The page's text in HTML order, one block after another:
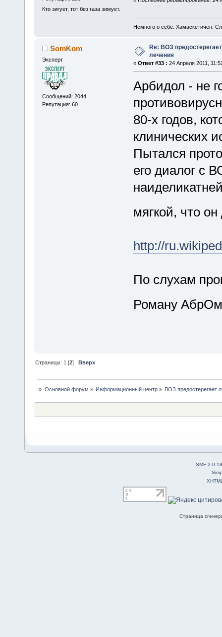
Кто зигует, тот без газа зимует.
Немного о себе. Хамаскетичен.
SomKom
Эксперт
Сообщений: 2044
Репутация: 60
Re: ВОЗ
лечения
« Ответ #33 : 24 Апреля 2011,
Арбидол - не
80-х годов,
клинических
Пытался
его диалог с
мягкой, что
http://
По слухам
Роману
Страницы: 1 [2]Вверх
» Основной форум » Информационный центр» ВОЗ предостерегает
SMF 2.0.18
Страница